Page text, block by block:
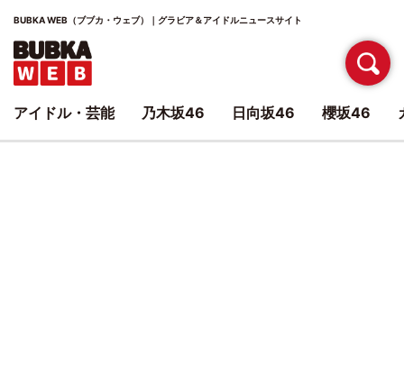
BUBKA WEB（ブブカ・ウェブ）｜グラビア＆アイドルニュースサイト
アイドル・芸能 乃木坂46 日向坂46 櫻坂46